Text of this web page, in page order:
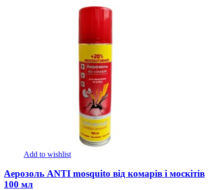
Add to wishlist
Аерозоль ANTI mosquito від комарів і москітів
100 мл